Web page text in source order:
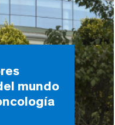
mundo